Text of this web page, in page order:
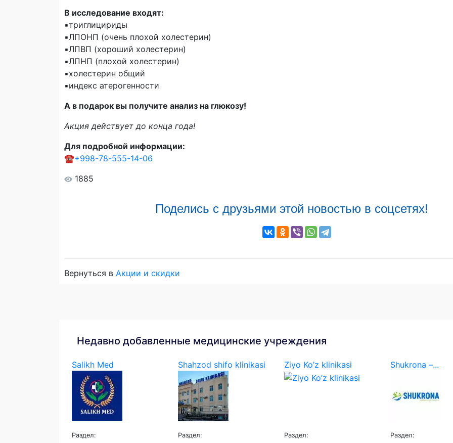
В исследование входят:
▪️триглицириды
▪️ЛПОНП (очень плохой холестерин)
▪️ЛПВП (хороший холестерин)
▪️ЛПНП (плохой холестерин)
▪️холестерин общий
▪️индекс атерогенности
А в подарок вы получите анализ на глюкозу!
Акция действует до конца года!
Для подробной информации:
☎️+998-78-555-14-06
1885
Поделись с друзьями этой новостью в соцсетях!
Вернуться в Акции и скидки
Недавно добавленные медицинские учреждения
Salikh Med
Раздел:
Shahzod shifo klinikasi
Раздел:
Ziyo Ko’z klinikasi
Раздел:
Shukrona –...
Раздел: